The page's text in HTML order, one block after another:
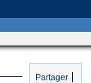
Partager